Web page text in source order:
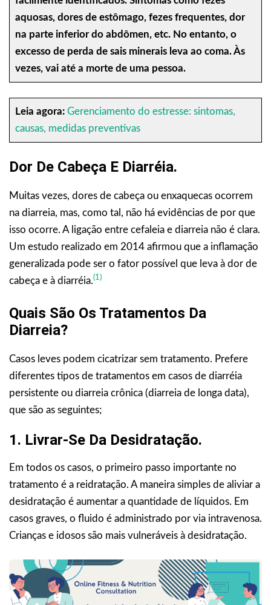
aquosas, dores de estômago, fezes frequentes, dor
na parte inferior do abdômen, etc. No entanto, o
excesso de perda de sais minerais leva ao coma. Às
vezes, vai até a morte de uma pessoa.
Leia agora:Gerenciamento do estresse: sintomas,
causas, medidas preventivas
Dor De Cabeça E Diarréia.
Muitas vezes, dores de cabeça ou enxaquecas ocorrem
na diarreia, mas, como tal, não há evidências de por que
isso ocorre. A ligação entre cefaleia e diarreia não é clara.
Um estudo realizado em 2014 afirmou que a inflamação
generalizada pode ser o fator possível que leva à dor de
cabeça e à diarréia.(1)
Quais São Os Tratamentos Da
Diarreia?
Casos leves podem cicatrizar sem tratamento. Prefere
diferentes tipos de tratamentos em casos de diarréia
persistente ou diarreia crônica (diarreia de longa data),
que são as seguintes;
1. Livrar-Se Da Desidratação.
Em todos os casos, o primeiro passo importante no
tratamento é a reidratação. A maneira simples de aliviar a
desidratação é aumentar a quantidade de líquidos. Em
casos graves, o fluido é administrado por via intravenosa.
Crianças e idosos são mais vulneráveis à desidratação.